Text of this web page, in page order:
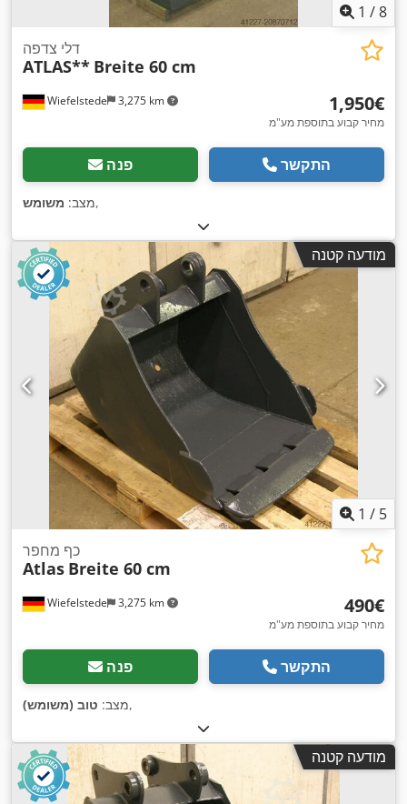
1 /8
Wiefelstede 3,275 km
דלי צדפה
ATLAS** Breite 60 cm
‏1,950 ‏€
מחיר קבוע בתוספת מע"מ
פנה התקשר
מצב: משומש ,
מודעה קטנה
1 / 5
Wiefelstede 3,275 km
כף מחפר
Atlas Breite 60 cm
‏490 ‏€
מחיר קבוע בתוספת מע"מ
פנה התקשר
מצב: טוב (משומש) ,
מודעה קטנה